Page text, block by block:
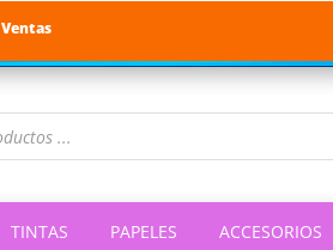
Ventas
TINTAS PAPELES ACCESORIOS